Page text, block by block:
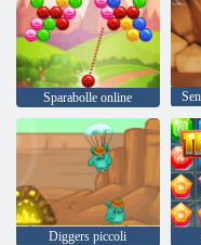
Sparabolle online
Diggers piccoli